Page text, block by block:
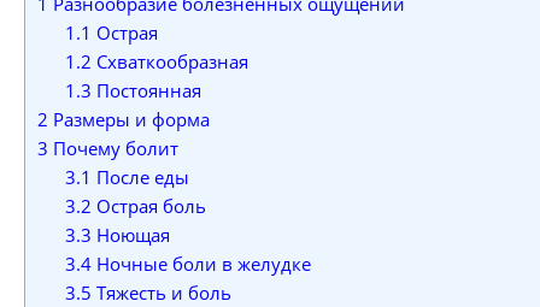
1.1 Острая
1.2 Схваткообразная
1.3 Постоянная
2 Размеры и форма
3 Почему болит
3.1 После еды
3.2 Острая боль
3.3 Ноющая
3.4Ночные боли в желудке
3.5 Тяжесть и боль